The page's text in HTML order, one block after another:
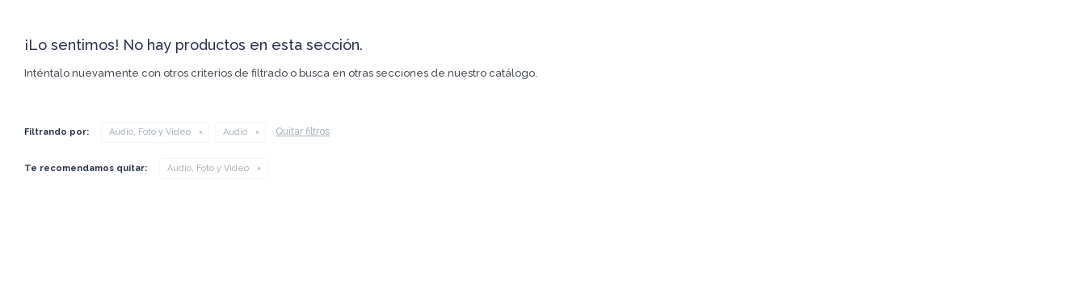
¡Lo sentimos! No hay productos en esta sección.
Inténtalo nuevamente con otros criterios de filtrado o busca en otras secciones de nuestro catálogo.
Filtrando por: Audio, Foto y Video Audio Quitar filtros
Te recomendamos quitar: Audio, Foto y Video